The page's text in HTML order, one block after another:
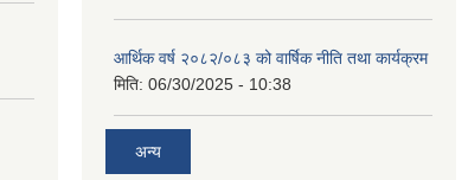
आर्थिक वर्ष २०८२/०८३ को वार्षिक नीति तथा कार्यक्रम
मिति: 06/30/2025 - 10:38
अन्य